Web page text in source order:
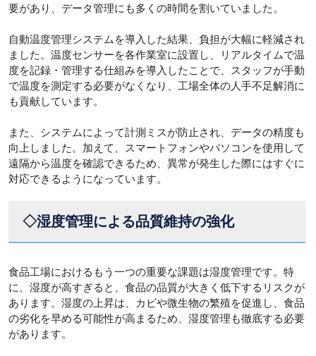
要があり、データ管理にも多くの時間を割いていました。
自動温度管理システムを導入した結果、負担が大幅に軽減され
ました。温度センサーを各作業室に設置し、リアルタイムで温
度を記録・管理する仕組みを導入したことで、スタッフが手動
で温度を測定する必要がなくなり、工場全体の人手不足解消に
も貢献しています。
また、システムによって計測ミスが防止され、データの精度も
向上しました。加えて、スマートフォンやパソコンを使用して
遠隔から温度を確認できるため、異常が発生した際にはすぐに
対応できるようになっています。
◇湿度管理による品質維持の強化
食品工場におけるもう一つの重要な課題は湿度管理です。特
に、湿度が高すぎると、食品の品質が大きく低下するリスクが
あります。湿度の上昇は、カビや微生物の繁殖を促進し、食品
の劣化を早める可能性が高まるため、湿度管理も徹底する必要
があります。